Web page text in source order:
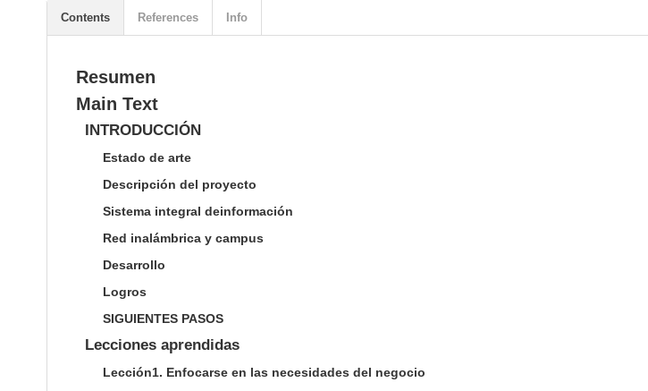
Resumen
Main Text
INTRODUCCIÓN
Estado de arte
Descripción del proyecto
Sistema integral deinformación
Red inalámbrica y campus
Desarrollo
Logros
SIGUIENTES PASOS
Lecciones aprendidas
Lección1. Enfocarse en las necesidades del negocio
Contents References Info